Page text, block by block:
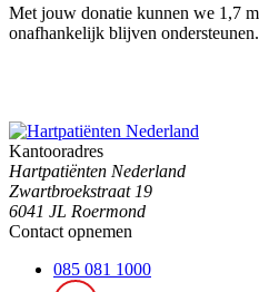
Met jouw donatie kunnen we 1,7
onafhankelijk blijven ondersteunen.
Kantooradres
Hartpatiënten Nederland
Zwartbroekstraat 19
6041 JL Roermond
Contact opnemen
085 081 1000